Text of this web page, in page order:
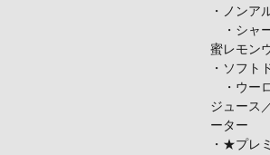
・ノンア
・シャ
蜜レモン
・ソフト
・ウー
ジュース
ーター
・★プレ